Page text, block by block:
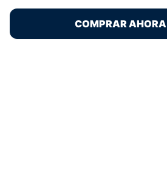
Política de CookiesPolítica de
COMPRAR AHORA